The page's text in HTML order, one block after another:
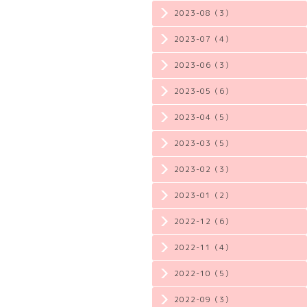
2023-08（3）
2023-07（4）
2023-06（3）
2023-05（6）
2023-04（5）
2023-03（5）
2023-02（3）
2023-01（2）
2022-12（6）
2022-11（4）
2022-10（5）
2022-09（3）